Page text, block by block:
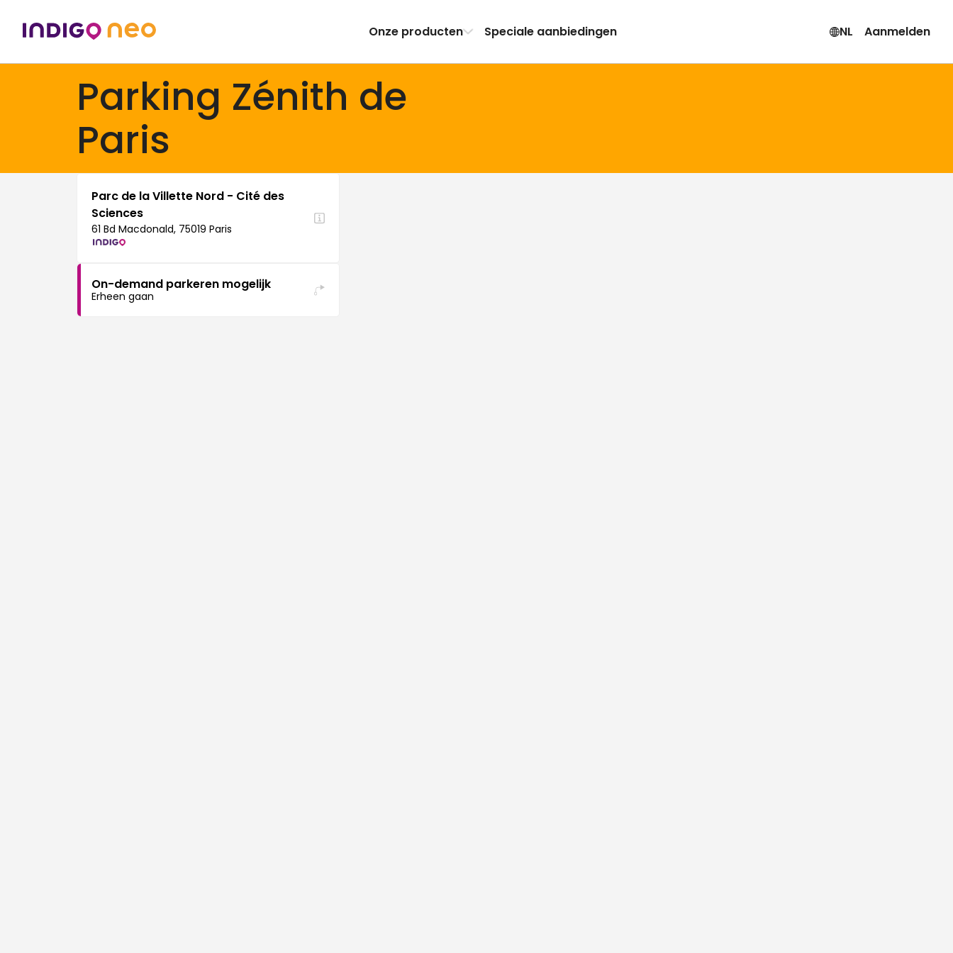
Onze producten Speciale aanbiedingen NL Aanmelden
Parking Zénith de
Paris
Parc de la Villette Nord - Cité des
Sciences
61 Bd Macdonald, 75019 Paris
On-demand parkeren mogelijk
Erheen gaan